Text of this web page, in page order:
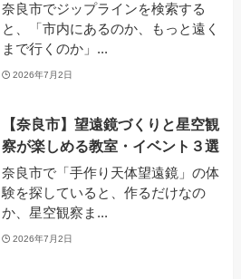
奈良市でジップラインを検索する
と、「市内にあるのか、もっと遠く
まで行くのか」...
2026年7月2日
【奈良市】望遠鏡づくりと星空観
察が楽しめる教室・イベント３選
奈良市で「手作り天体望遠鏡」の体
験を探していると、作るだけなの
か、星空観察ま...
2026年7月2日